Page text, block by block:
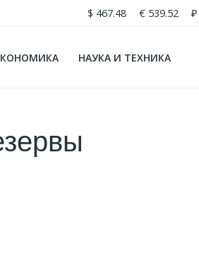
$ 467.48 € 539.52 ₽
НАУКА И ТЕХНИКА